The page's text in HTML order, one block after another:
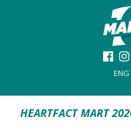
ENG
HEARTFACT MART